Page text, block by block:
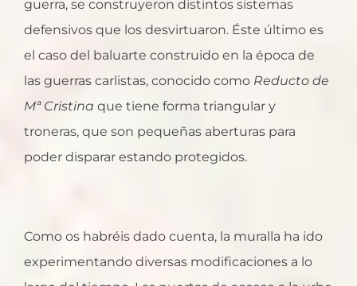
guerra, se construyeron distintos sistemas
defensivos que los desvirtuaron. Éste último es
el caso del baluarte construido en la época de
las guerras carlistas, conocido como Reducto de
Mª Cristina que tiene forma triangular y
troneras, que son pequeñas aberturas para
poder disparar estando protegidos.
Como os habréis dado cuenta, la muralla ha ido
experimentando diversas modificaciones a lo